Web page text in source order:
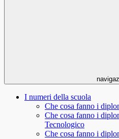
I numeri della scuola
Che cosa fanno i
Che cosa fanno i
Tecnologico
Che cosa fanno i